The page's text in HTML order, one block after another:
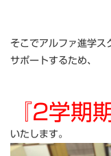
そこでアルファ進学ス
サポートするため、
『2学期
いたします。